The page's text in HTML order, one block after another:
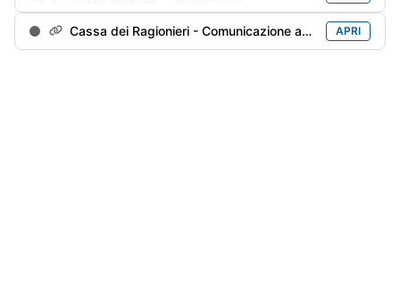
Cassa dei Ragionieri - Comunicazione annuale APRI